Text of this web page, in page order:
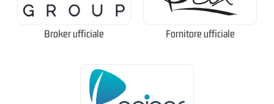
Broker ufficiale Fornitore ufficiale